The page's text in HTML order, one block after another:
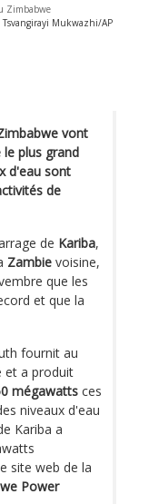
Zimbabwe
Tsvangirayi Mukwazhi/AP
vont
plus grand
d'eau sont
de
de Kariba,
Zambie voisine,
que les
et que la
fournit au
et a produit
mégawatts ces
niveaux d'eau
Kariba a
site web de la
Power